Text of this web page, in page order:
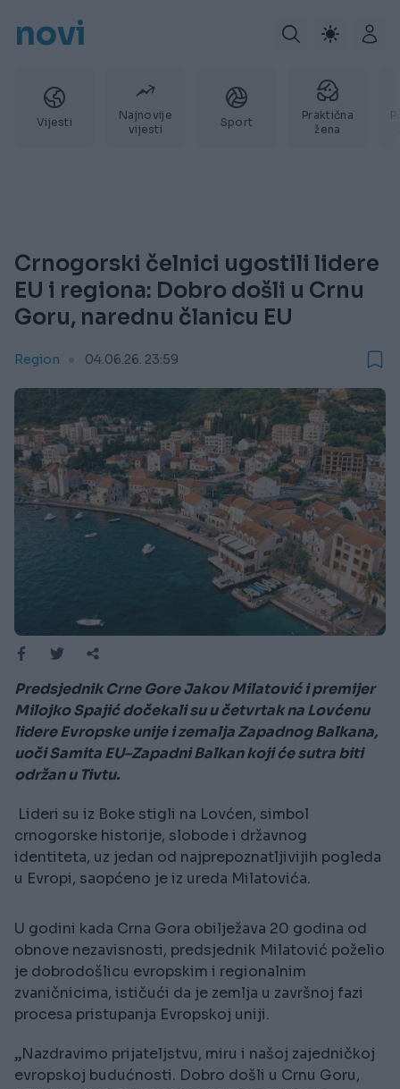
novi
Vijesti
Najnovije
vijesti
Sport
Praktična
žena
Crnogorski čelnici ugostili lidere
EU i regiona: Dobro došli u Crnu
Goru, narednu članicu EU
Region 04.06.26. 23:59
Predsjednik Crne Gore Jakov Milatović i premijer
Milojko Spajić dočekali su u četvrtak na Lovćenu
lidere Evropske unije i zemalja Zapadnog Balkana,
uoči Samita EU–Zapadni Balkan koji će sutra biti
održan u Tivtu.
Lideri su iz Boke stigli na Lovćen, simbol
crnogorske historije, slobode i državnog
identiteta, uz jedan od najprepoznatljivijih pogleda
u Evropi, saopćeno je iz ureda Milatovića.
U godini kada Crna Gora obilježava 20 godina od
obnove nezavisnosti, predsjednik Milatović poželio
je dobrodošlicu evropskim i regionalnim
zvaničnicima, ističući da je zemlja u završnoj fazi
procesa pristupanja Evropskoj uniji.
„Nazdravimo prijateljstvu, miru i našoj zajedničkoj
evropskoj budućnosti. Dobro došli u Crnu Goru,